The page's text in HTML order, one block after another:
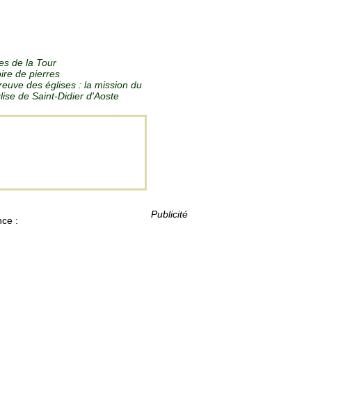
Publicité
de la Tour
de pierres
des églises : la mission du
de Saint-Didier d'Aoste
: